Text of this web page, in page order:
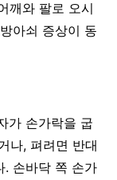
깨와 팔로 오시
아쇠 증상이 동
가 손가락을 굽
나, 펴려면 반대
. 손바닥 쪽 손가